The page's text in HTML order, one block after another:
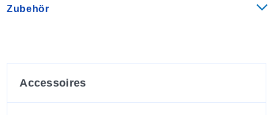
zur Messung an einem einzelnen Ort geliefert.
Ausgezeichnete Technologie
Zubehör
Accessoires